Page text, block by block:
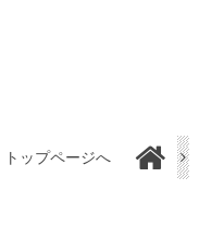
トップページへ